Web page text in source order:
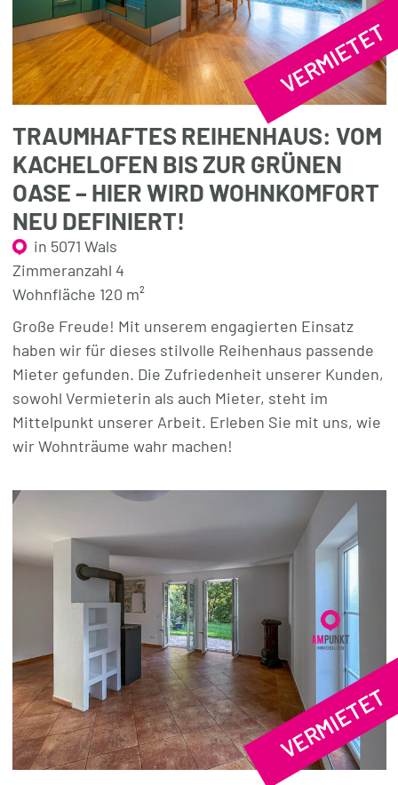
VERMIETET
TRAUMHAFTES REIHENHAUS: VOM
KACHELOFEN BIS ZUR GRÜNEN
OASE – HIER WIRD WOHNKOMFORT
NEU DEFINIERT!
in 5071 Wals
Zimmeranzahl 4
Wohnfläche 120 m²
Große Freude! Mit unserem engagierten Einsatz
haben wir für dieses stilvolle Reihenhaus passende
Mieter gefunden. Die Zufriedenheit unserer Kunden,
sowohl Vermieterin als auch Mieter, steht im
Mittelpunkt unserer Arbeit. Erleben Sie mit uns, wie
wir Wohnträume wahr machen!
VERMIETET